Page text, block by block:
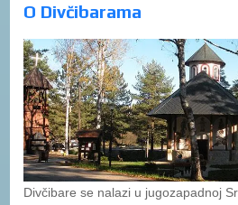
O Divčibarama
Divčibare se nalazi u jugozapadnoj